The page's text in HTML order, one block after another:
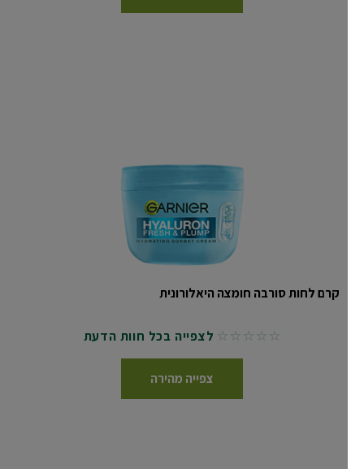
קרם לחות סורבה חומצה היאלורונית
No reviews לצפייה בכל חוות הדעת
צפייה מהירה